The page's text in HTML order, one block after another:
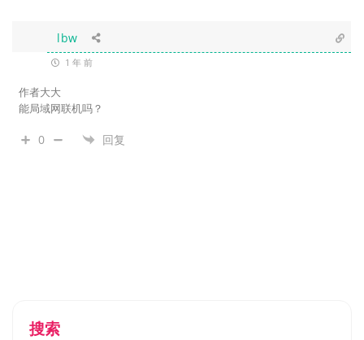
lbw
1 年 前
作者大大
能局域网联机吗？
0 回复
搜索